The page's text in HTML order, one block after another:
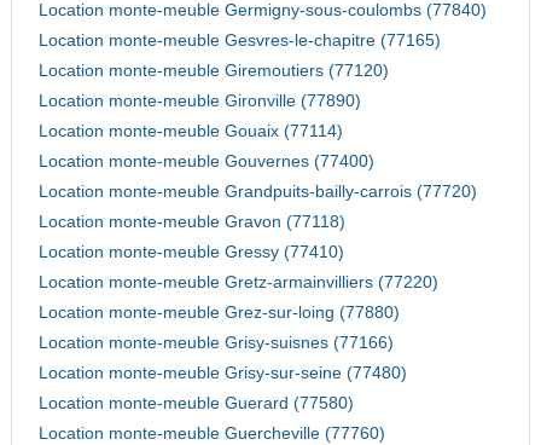
Location monte-meuble Germigny-sous-coulombs (77840)
Location monte-meuble Gesvres-le-chapitre (77165)
Location monte-meuble Giremoutiers (77120)
Location monte-meuble Gironville (77890)
Location monte-meuble Gouaix (77114)
Location monte-meuble Gouvernes (77400)
Location monte-meuble Grandpuits-bailly-carrois (77720)
Location monte-meuble Gravon (77118)
Location monte-meuble Gressy (77410)
Location monte-meuble Gretz-armainvilliers (77220)
Location monte-meuble Grez-sur-loing (77880)
Location monte-meuble Grisy-suisnes (77166)
Location monte-meuble Grisy-sur-seine (77480)
Location monte-meuble Guerard (77580)
Location monte-meuble Guercheville (77760)